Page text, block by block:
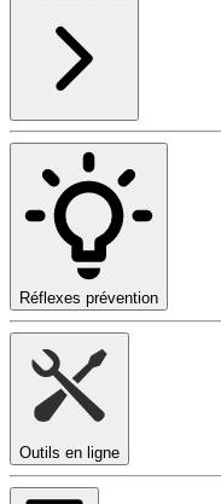
Réflexes prévention
Outils en ligne